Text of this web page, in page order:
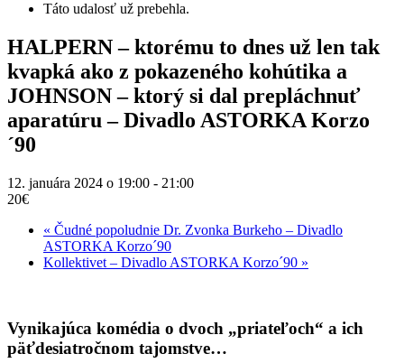
Táto udalosť už prebehla.
HALPERN – ktorému to dnes už len tak
kvapká ako z pokazeného kohútika a
JOHNSON – ktorý si dal prepláchnuť
aparatúru – Divadlo ASTORKA Korzo
´90
12. januára 2024 o 19:00 - 21:00
20€
« Čudné popoludnie Dr. Zvonka Burkeho – Divadlo
ASTORKA Korzo´90
Kollektivet – Divadlo ASTORKA Korzo´90 »
Vynikajúca komédia o dvoch „priateľoch“ a ich
päťdesiatročnom tajomstve…